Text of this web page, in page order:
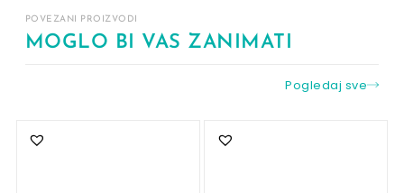
POVEZANI PROIZVODI
MOGLO BI VAS ZANIMATI
Pogledaj sve